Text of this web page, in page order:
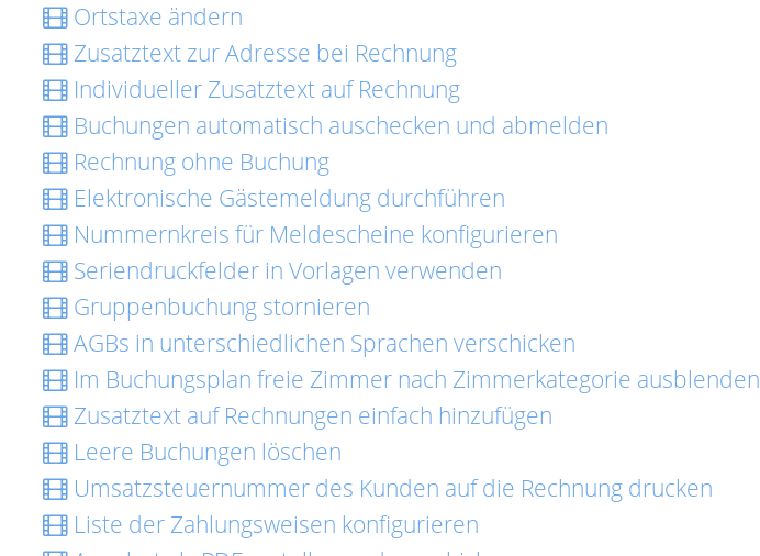
Ortstaxe ändern
Zusatztext zur Adresse bei Rechnung
Individueller Zusatztext auf Rechnung
Buchungen automatisch auschecken und abmelden
Rechnung ohne Buchung
Elektronische Gästemeldung durchführen
Nummernkreis für Meldescheine konfigurieren
Seriendruckfelder in Vorlagen verwenden
Gruppenbuchung stornieren
AGBs in unterschiedlichen Sprachen verschicken
Im Buchungsplan freie Zimmer nach Zimmerkategorie ausblenden
Zusatztext auf Rechnungen einfach hinzufügen
Leere Buchungen löschen
Umsatzsteuernummer des Kunden auf die Rechnung drucken
Liste der Zahlungsweisen konfigurieren